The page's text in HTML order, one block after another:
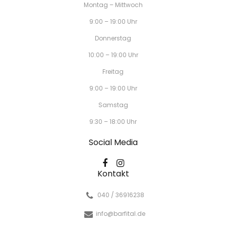
Montag – Mittwoch
9:00 – 19:00 Uhr
Donnerstag
10:00 – 19:00 Uhr
Freitag
9:00 – 19:00 Uhr
Samstag
9:30 – 18:00 Uhr
Social Media
Kontakt
040 / 36916238
info@barfital.de